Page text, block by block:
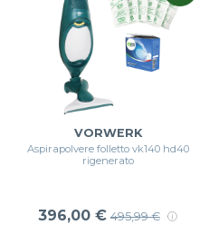
VORWERK
Aspirapolvere folletto vk140 hd40
rigenerato
396,00 € 495,99 €